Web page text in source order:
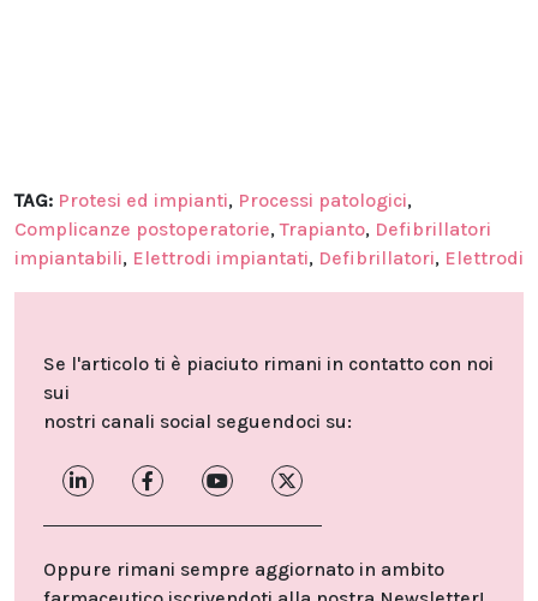
TAG: Protesi ed impianti, Processi patologici,
Complicanze postoperatorie,Trapianto, Defibrillatori
impiantabili, Elettrodi impiantati, Defibrillatori, Elettrodi
Se l'articolo ti è piaciuto rimani in contatto con noi
sui
nostri canali social seguendoci su:
Oppure rimani sempre aggiornato in ambito